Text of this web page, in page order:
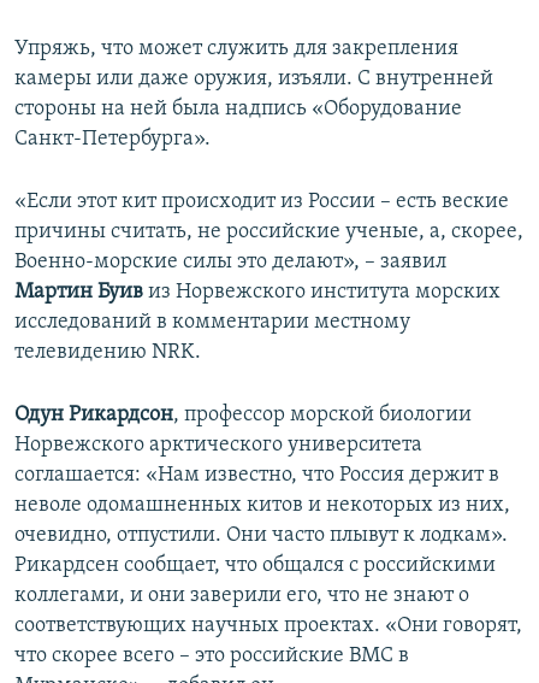
Упряжь, что может служить для закрепления
камеры или даже оружия, изъяли. С внутренней
стороны на ней была надпись «Оборудование
Санкт-Петербурга».
«Если этот кит происходит из России – есть веские
причины считать, не российские ученые, а, скорее,
Военно-морские силы это делают», – заявил
Мартин Буив из Норвежского института морских
исследований в комментарии местному
телевидению NRK.
Одун Рикардсон, профессор морской биологии
Норвежского арктического университета
соглашается: «Нам известно, что Россия держит в
неволе одомашненных китов и некоторых из них,
очевидно, отпустили. Они часто плывут к лодкам».
Рикардсен сообщает, что общался с российскими
коллегами, и они заверили его, что не знают о
соответствующих научных проектах. «Они говорят,
что скорее всего – это российские ВМС в